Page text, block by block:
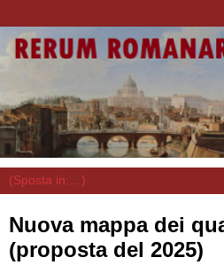
Nuova mappa dei
(proposta del 2025)